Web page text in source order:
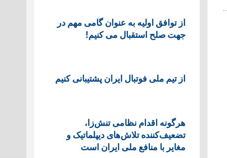
از توافق اولیه به عنوان گامی مهم در
جهت صلح استقبال می کنیم!
از تیم ملی فوتبال ایران پشتیبانی کنیم
هرگونه اقدام نظامی تنش‌زا،
تضعیف‌کننده تلاش‌های دیپلماتیک و
مغایر با منافع ملی ایران است